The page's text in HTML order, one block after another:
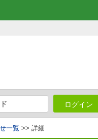
ログイン
一覧 >> 詳細